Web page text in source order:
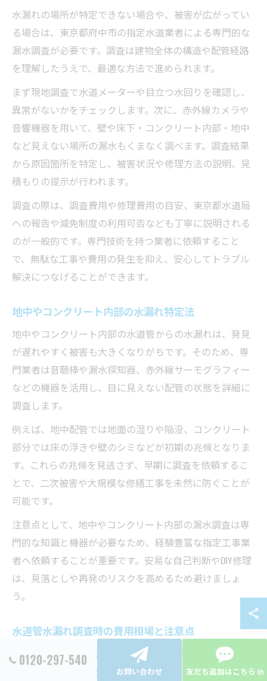
水漏れの場所が特定できない場合や、被害が広がってい
る場合は、東京都府中市の指定水道業者による専門的な
漏水調査が必要です。調査は建物全体の構造や配管経路
を理解したうえで、最適な方法で進められます。
まず現地調査で水道メーターや目立つ水回りを確認し、
異常がないかをチェックします。次に、赤外線カメラや
音響機器を用いて、壁や床下・コンクリート内部・地中
など見えない場所の漏水もくまなく調べます。調査結果
から原因箇所を特定し、被害状況や修理方法の説明、見
積もりの提示が行われます。
調査の際は、調査費用や修理費用の目安、東京都水道局
への報告や減免制度の利用可否なども丁寧に説明される
のが一般的です。専門技術を持つ業者に依頼すること
で、無駄な工事や費用の発生を抑え、安心してトラブル
解決につなげることができます。
地中やコンクリート内部の水漏れ特定法
地中やコンクリート内部の水道管からの水漏れは、発見
が遅れやすく被害も大きくなりがちです。そのため、専
門業者は音聴棒や漏水探知器、赤外線サーモグラフィー
などの機器を活用し、目に見えない配管の状態を詳細に
調査します。
例えば、地中配管では地面の湿りや陥没、コンクリート
部分では床の浮きや壁のシミなどが初期の兆候となりま
す。これらの兆候を見逃さず、早期に調査を依頼するこ
とで、二次被害や大規模な修繕工事を未然に防ぐことが
可能です。
注意点として、地中やコンクリート内部の漏水調査は専
門的な知識と機器が必要なため、経験豊富な指定工事業
者へ依頼することが重要です。安易な自己判断やDIY修理
は、見落としや再発のリスクを高めるため避けましょ
う。
水道管水漏れ調査時の費用相場と注意点
東京都府中市での水道管水漏れ調査や修理にかかる費用
は、漏水箇所や調査内容、修理範囲によって大きく異な
0120-297-540
お問い合わせ 友だち追加はこちら